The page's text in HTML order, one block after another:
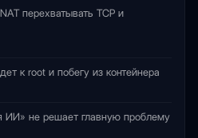
перехватывать TCP и
к root и побегу из контейнера
ИИ» не решает главную проблему